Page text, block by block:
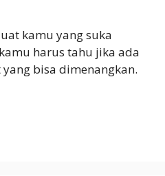
kamu yang suka
harus tahu jika ada
bisa dimenangkan.